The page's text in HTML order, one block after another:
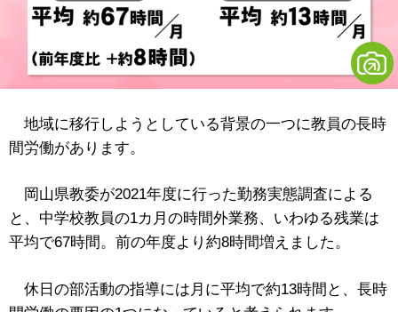
地域に移行しようとしている背景の一つに教員の長時
間労働があります。
岡山県教委が2021年度に行った勤務実態調査による
と、中学校教員の1カ月の時間外業務、いわゆる残業は
平均で67時間。前の年度より約8時間増えました。
休日の部活動の指導には月に平均で約13時間と、長時